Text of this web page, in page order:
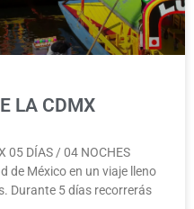
LA CDMX
05 DÍAS / 04 NOCHES
de México en un viaje lleno
Durante 5 días recorrerás